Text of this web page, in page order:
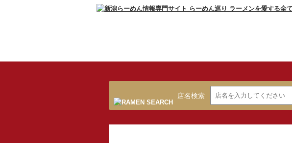
店名検索